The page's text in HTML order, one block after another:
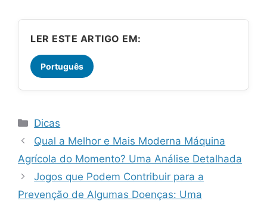
LER ESTE ARTIGO EM:
Português
Categorias
Dicas
Qual a Melhor e Mais Moderna Máquina
Agrícola do Momento? Uma Análise Detalhada
Jogos que Podem Contribuir para a
Prevenção de Algumas Doenças: Uma